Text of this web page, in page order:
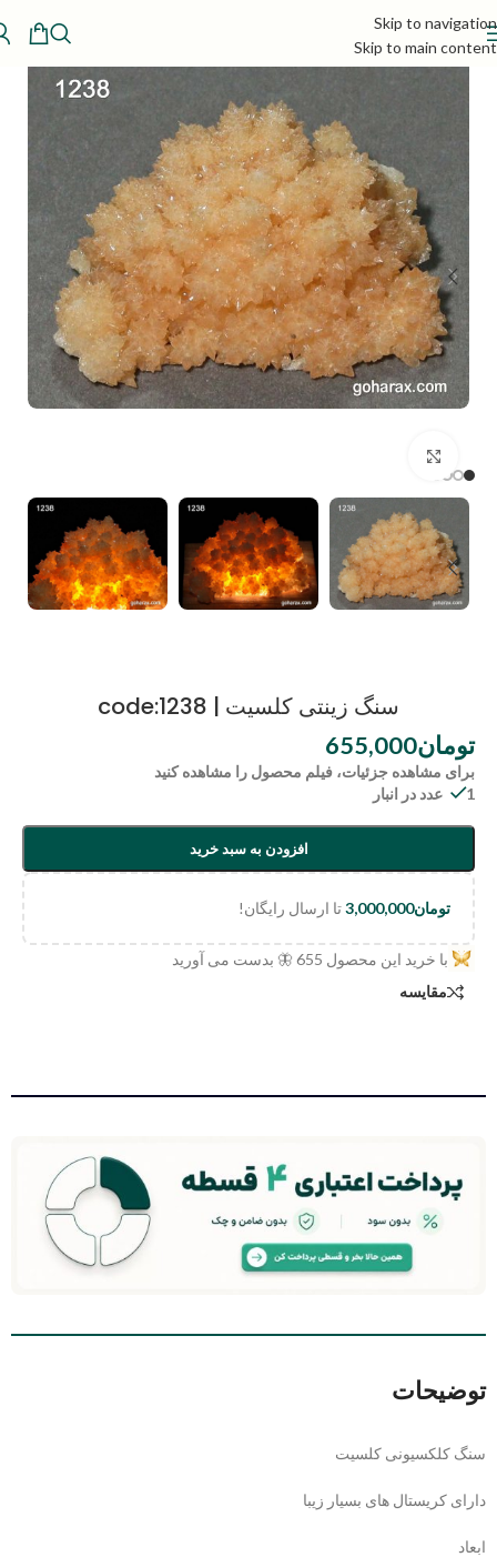
Skip to navigation
Skip to main content
سنگ زینتی کلسیت | code:1238
تومان655,000
برای مشاهده جزئیات، فیلم محصول را مشاهده کنید
1 عدد در انبار
افزودن به سبد خرید
تومان3,000,000تا ارسال رایگان!
با خرید این محصول 655 🦋 بدست می آورید
مقایسه
توضیحات
سنگ کلکسیونی کلسیت
دارای کریستال های بسیار زیبا
ابعاد